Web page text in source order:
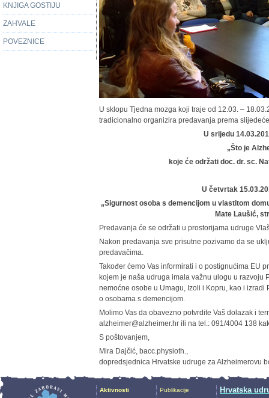
KNJIGA GOSTIJU
ZAHVALE
POVEZNICE
U sklopu Tjedna mozga koji traje od 12.03. –
tradicionalno organizira predavanja prema
U srijedu
„Što je
koje će održati doc. dr. sc.
U četvrtak
„Sigurnost osoba s demencijom u vlastitom
Mate Laušić,
Predavanja će se održati u prostorijama udruge
Nakon predavanja sve prisutne pozivamo da se
predavačima.
Također ćemo Vas informirati i o postignućima EU
kojem je naša udruga imala važnu ulogu u
nemoćne osobe u Umagu, Izoli i Kopru, kao i
o osobama s demencijom.
Molimo Vas da obavezno potvrdite Vaš dolazak i
alzheimer@alzheimer.hr ili na tel.: 091/4004 138
S poštovanjem,
Mira Dajčić, bacc.physioth.,
dopredsjednica Hrvatske udruge za Alzheimerovu
Aktivnosti
Publikacije
Hrvatska